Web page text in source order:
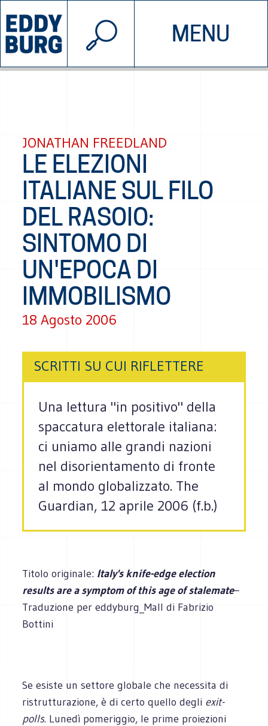
MENU
INIZIATIVE CHI SIAMO
© 2026 EDDYBURG
JONATHAN FREEDLAND
LE ELEZIONI
ITALIANE SUL FILO
DEL RASOIO:
SINTOMO DI
UN'EPOCA DI
IMMOBILISMO
18 Agosto 2006
SCRITTI SU CUI RIFLETTERE
Una lettura "in positivo" della
spaccatura elettorale italiana:
ci uniamo alle grandi nazioni
nel disorientamento di fronte
al mondo globalizzato. The
Guardian, 12 aprile 2006 (f.b.)
Titolo originale: Italy's knife-edge election
results are a symptom of this age of stalemate–
Traduzione per eddyburg_Mall di Fabrizio
Bottini
Se esiste un settore globale che necessita di
ristrutturazione, è di certo quello degli exit-
polls. Lunedì pomeriggio, le prime proiezioni